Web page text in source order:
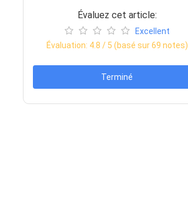
Évaluez cet article:
Excellent
Évaluation: 4.8 / 5 (basé sur69 notes)
Terminé